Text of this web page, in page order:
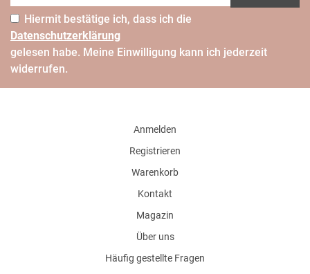
Hiermit bestätige ich, dass ich die
Daten­schutz­erklärung
gelesen habe. Meine Einwilligung kann ich jederzeit
widerrufen.
Anmelden
Registrieren
Warenkorb
Kontakt
Magazin
Über uns
Häufig gestellte Fragen